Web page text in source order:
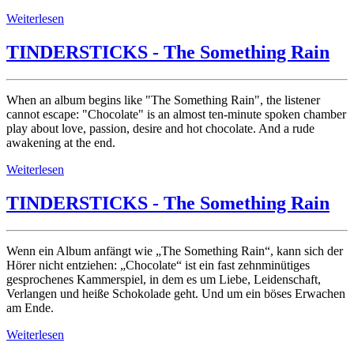
Weiterlesen
TINDERSTICKS - The Something Rain
When an album begins like "The Something Rain", the listener
cannot escape: "Chocolate" is an almost ten-minute spoken chamber
play about love, passion, desire and hot chocolate. And a rude
awakening at the end.
Weiterlesen
TINDERSTICKS - The Something Rain
Wenn ein Album anfängt wie „The Something Rain“, kann sich der
Hörer nicht entziehen: „Chocolate“ ist ein fast zehnminütiges
gesprochenes Kammerspiel, in dem es um Liebe, Leidenschaft,
Verlangen und heiße Schokolade geht. Und um ein böses Erwachen
am Ende.
Weiterlesen